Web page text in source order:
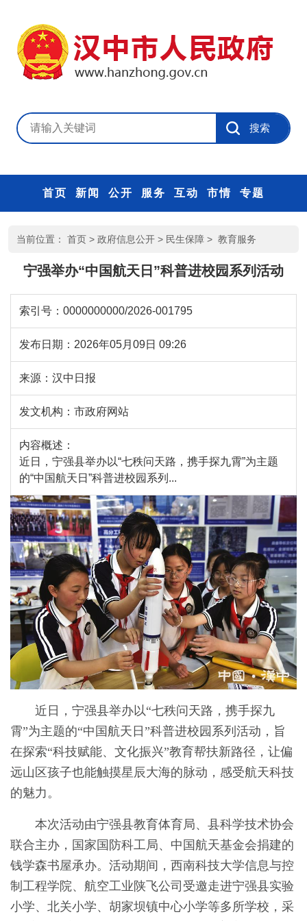
首页 新闻 公开 服务 互动 市情 专题
当前位置： 首页 > 政府信息公开 > 民生保障 > 教育服务
宁强举办“中国航天日”科普进校园系列活动
索引号： 0000000000/2026-001795
发布日期： 2026年05月09日 09:26
来源： 汉中日报
发文机构： 市政府网站
内容概述：
近日，宁强县举办以“七秩问天路，携手探九霄”为主题
的“中国航天日”科普进校园系列...
近日，宁强县举办以“七秩问天路，携手探九
霄”为主题的“中国航天日”科普进校园系列活动，旨
在探索“科技赋能、文化振兴”教育帮扶新路径，让偏
远山区孩子也能触摸星辰大海的脉动，感受航天科技
的魅力。
本次活动由宁强县教育体育局、县科学技术协会
联合主办，国家国防科工局、中国航天基金会捐建的
钱学森书屋承办。活动期间，西南科技大学信息与控
制工程学院、航空工业陕飞公司受邀走进宁强县实验
小学、北关小学、胡家坝镇中心小学等多所学校，采